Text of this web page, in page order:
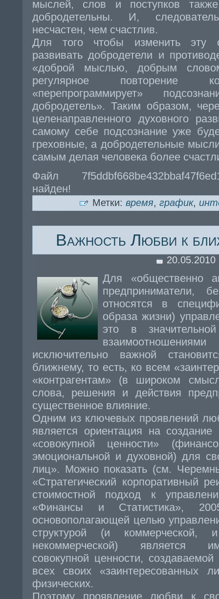
мыслей, слов и поступков
добродетельны. И,
несчастен, чем счастлив.
Для того чтобы изменить эту
развивать добродетели и
«доброй мыслью, добрым
регулярное повторение
«перепрограммирует»
добродетель». Таким образом,
целенаправленного духовного
самому себе подсознание уже
греховные, а добродетельные
самым делая человека более
Файл
найден!
Метки: время, график,
Важность Любви к
20.05.2010
Для «общественно
предприниматели,
относятся в
образа жизни)
это в
исключительно важной
ближнему, то есть, ко всем
«контрагентам» (в широком
слова, решения и действия
существенное влияние.
Одним из ключевых проявлений
является ориентация на
«совокупной ценности»
эмоциональной и духовной) для
лиц». Можно показать (см.
«Стратегический корпоративный
стоимостной подход к
«Финансы и Статистика»,
основополагающей целью
структурой (и коммерческой,
некоммерческой) является
совокупной ценности,
всех своих «заинтересованных
физических.
Поэтому проявление любви к